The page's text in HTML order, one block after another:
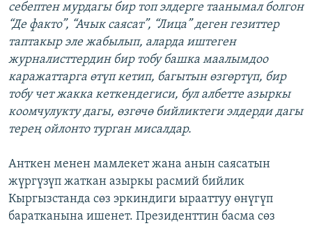
себептен мурдагы бир топ элдерге таанымал болгон
“Де факто”, “Ачык саясат”, “Лица” деген гезиттер
таптакыр эле жабылып, аларда иштеген
журналисттердин бир тобу башка маалымдоо
каражаттарга өтүп кетип, багытын өзгөртүп, бир
тобу чет жакка кеткендегиси, бул албетте азыркы
коомчулукту дагы, өзгөчө бийликтеги элдерди дагы
терең ойлонто турган мисалдар.
Анткен менен мамлекет жана анын саясатын
жүргүзүп жаткан азыркы расмий бийлик
Кыргызстанда сөз эркиндиги ырааттуу өнүгүп
баратканына ишенет. Президенттин басма сөз